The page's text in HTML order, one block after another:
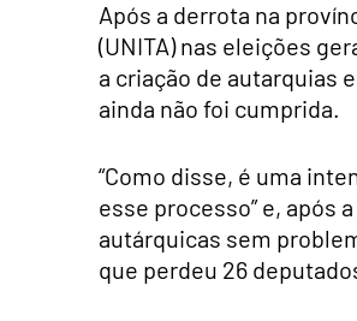
Após a derrota na
(UNITA) nas eleições
a criação de autarquias
ainda não foi cumprida.
“Como disse, é uma
esse processo” e, após
autárquicas sem
que perdeu 26